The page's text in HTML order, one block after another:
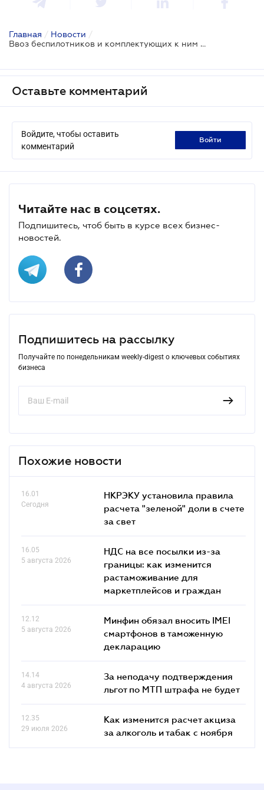
Главная / Новости /
Ввоз беспилотников и комплектующих к ним осуществляется без разрешительных документов - Гостаможслужба
Оставьте комментарий
Войдите, чтобы оставить
комментарий
войти
Читайте нас в соцсетях.
Подпишитесь, чтоб быть в курсе всех бизнес-
новостей.
Подпишитесь на рассылку
Получайте по понедельникам weekly-digest о ключевых событиях
бизнеса
Похожие новости
16.01
Сегодня
НКРЭКУ установила правила
расчета "зеленой" доли в счете
за свет
16.05
5 августа 2026
НДС на все посылки из-за
границы: как изменится
растаможивание для
маркетплейсов и граждан
12.12
5 августа 2026
Минфин обязал вносить IMEI
смартфонов в таможенную
декларацию
14.14
4 августа 2026
За неподачу подтверждения
льгот по МТП штрафа не будет
12.35
29 июля 2026
Как изменится расчет акциза
за алкоголь и табак с ноября